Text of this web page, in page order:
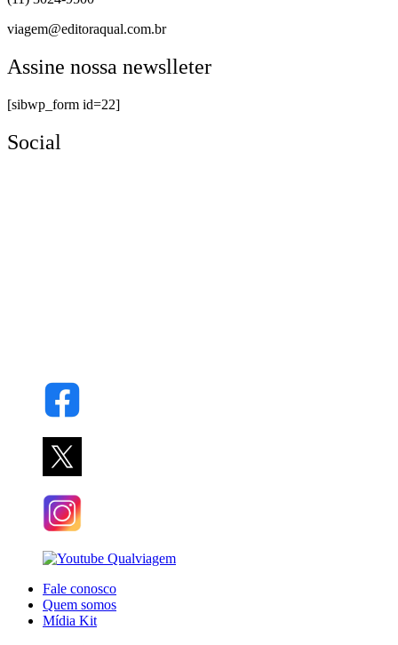
viagem@editoraqual.com.br
Assine nossa newslleter
[sibwp_form id=22]
Social
Fale conosco
Quem somos
Mídia Kit